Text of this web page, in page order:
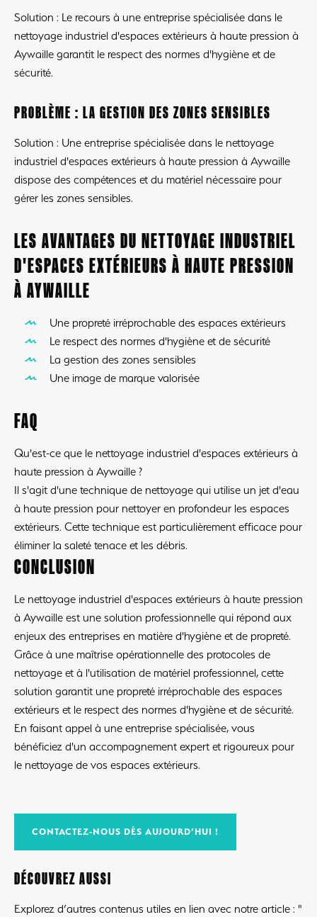
Solution : Le recours à une entreprise spécialisée dans le
nettoyage industriel d'espaces extérieurs à haute pression à
Aywaille garantit le respect des normes d'hygiène et de
sécurité.
PROBLÈME : LA GESTION DES ZONES SENSIBLES
Solution : Une entreprise spécialisée dans le nettoyage
industriel d'espaces extérieurs à haute pression à Aywaille
dispose des compétences et du matériel nécessaire pour
gérer les zones sensibles.
LES AVANTAGES DU NETTOYAGE INDUSTRIEL
D'ESPACES EXTÉRIEURS À HAUTE PRESSION
À AYWAILLE
Une propreté irréprochable des espaces extérieurs
Le respect des normes d'hygiène et de sécurité
La gestion des zones sensibles
Une image de marque valorisée
FAQ
Qu'est-ce que le nettoyage industriel d'espaces extérieurs à
haute pression à Aywaille ?
Il s'agit d'une technique de nettoyage qui utilise un jet d'eau
à haute pression pour nettoyer en profondeur les espaces
extérieurs. Cette technique est particulièrement efficace pour
éliminer la saleté tenace et les débris.
CONCLUSION
Le nettoyage industriel d'espaces extérieurs à haute pression
à Aywaille est une solution professionnelle qui répond aux
enjeux des entreprises en matière d'hygiène et de propreté.
Grâce à une maîtrise opérationnelle des protocoles de
nettoyage et à l'utilisation de matériel professionnel, cette
solution garantit une propreté irréprochable des espaces
extérieurs et le respect des normes d'hygiène et de sécurité.
En faisant appel à une entreprise spécialisée, vous
bénéficiez d'un accompagnement expert et rigoureux pour
le nettoyage de vos espaces extérieurs.
CONTACTEZ-NOUS DÈS AUJOURD’HUI !
DÉCOUVREZ AUSSI
Explorez d’autres contenus utiles en lien avec notre article : "